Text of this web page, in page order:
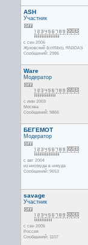
ASH
Участник
с сен 2006
Жуковский (ko95bo), RN3DAS
Сообщений: 2986
Ware
Модератор
с июн 2003
Москва
Сообщений: 9866
БЕГЕМОТ
Модератор
с авг 2004
из ниоткуда в никуда
Сообщений: 9653
savage
Участник
с сен 2005
Россия
Сообщений: 1107